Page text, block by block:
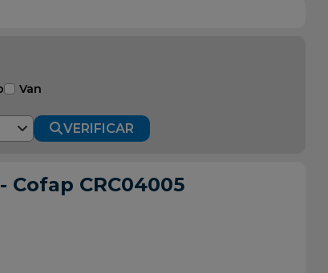
Van
VERIFICAR
CRC04005